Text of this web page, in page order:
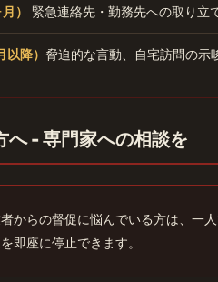
） 緊急連絡先・勤務先への取り立
降） 脅迫的な言動、自宅訪問の示
へ - 専門家への相談を
からの督促に悩んでいる方は、一
即座に停止できます。